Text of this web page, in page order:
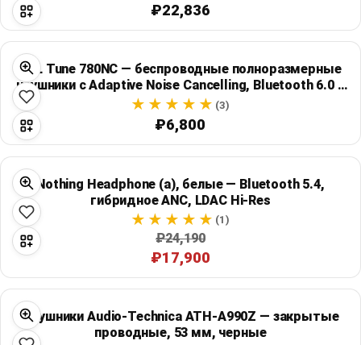
Brands
Global Price Tracker
Blog
Compare
Plans & Pricing
Log in
₽22,836
JBL Tune 780NC — беспроводные полноразмерные
наушники с Adaptive Noise Cancelling, Bluetooth 6.0 и
автономностью до 76 часов
(3)
₽6,800
Nothing Headphone (a), белые — Bluetooth 5.4,
гибридное ANC, LDAC Hi-Res
(1)
₽24,190
₽17,900
Наушники Audio-Technica ATH-A990Z — закрытые
проводные, 53 мм, черные